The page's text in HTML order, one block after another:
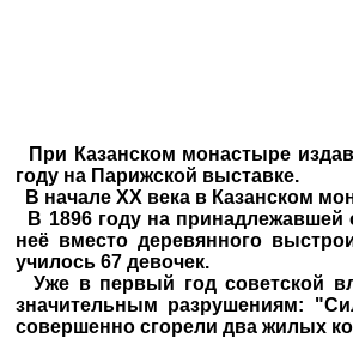
При Казанском монастыре
году на Парижской выставке.
В начале XX века в Казанском
В 1896 году на принадлежавшей
неё вместо деревянного
училось 67 девочек.
Уже в первый год советской
значительным разрушениям:
совершенно сгорели два жилых